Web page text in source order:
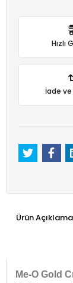
Hızlı
İade
Ürün
Me-O Gold